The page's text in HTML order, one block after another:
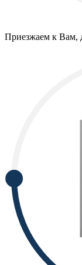
Приезжаем к Вам,